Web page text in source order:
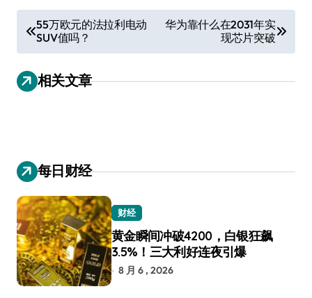
章
导
航
55万欧元的法拉利电动
SUV值吗？
华为靠什么在2031年实
现芯片突破
相关文章
每日财经
财经
黄金瞬间冲破4200，白银狂飙
3.5%！三大利好连夜引爆
8 月 6 , 2026